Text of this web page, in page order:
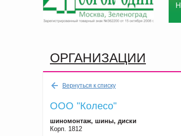
ОРГАНИЗАЦИИ
Вернуться к списку
ООО "Колесо"
шиномонтаж, шины, диски
Корп. 1812